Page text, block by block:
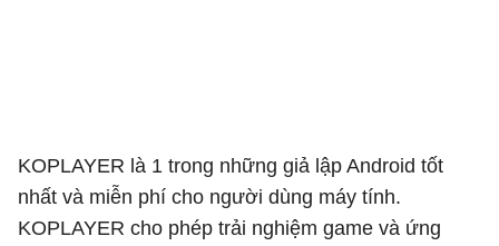
KOPLAYER là 1 trong những giả lập Android tốt
nhất và miễn phí cho người dùng máy tính.
KOPLAYER cho phép trải nghiệm game và ứng